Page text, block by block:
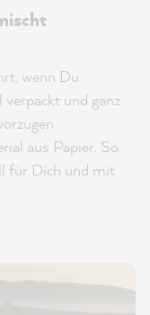
wenn Du
und ganz
aus Papier. So
für Dich und mit